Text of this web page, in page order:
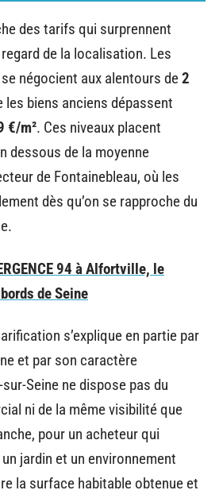
des tarifs qui surprennent
de la localisation. Les
négocient aux alentours de2
les biens anciens dépassent
€/m². Ces niveaux placent
dessous de la moyenne
de Fontainebleau, où les
dès qu’on se rapproche du
94 à Alfortville, le
de Seine
s’explique en partie par
et par son caractère
Seine ne dispose pas du
ni de la même visibilité que
pour un acheteur qui
jardin et un environnement
la surface habitable obtenue et